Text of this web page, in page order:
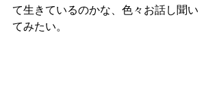
て生きているのかな、色々お話し聞い
てみたい。